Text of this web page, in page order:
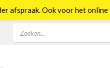
Producten
zoeken
afspraak. Ook voor het